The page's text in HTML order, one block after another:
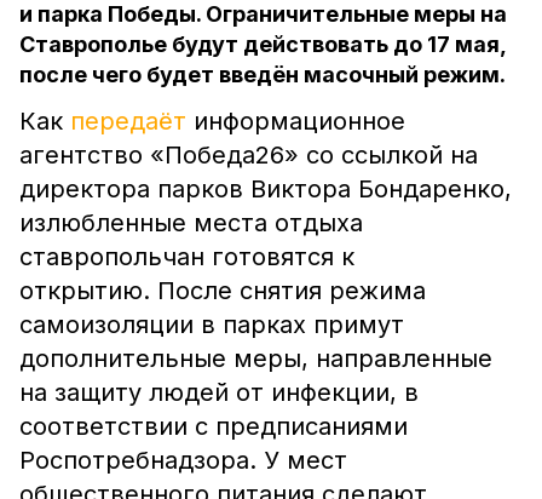
и парка Победы. Ограничительные меры на
Ставрополье будут действовать до 17 мая,
после чего будет введён масочный режим.
Как передаёт информационное
агентство «Победа26» со ссылкой на
директора парков Виктора Бондаренко,
излюбленные места отдыха
ставропольчан готовятся к
открытию. После снятия режима
самоизоляции в парках примут
дополнительные меры, направленные
на защиту людей от инфекции, в
соответствии с предписаниями
Роспотребнадзора. У мест